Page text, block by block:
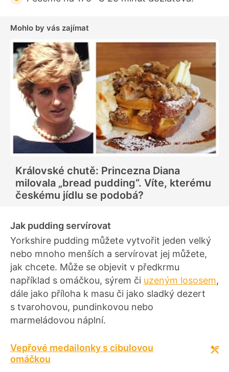
Mohlo by vás zajímat
Královské chutě: Princezna Diana
milovala „bread pudding“. Víte, kterému
českému jídlu se podobá?
Jak pudding servírovat
Yorkshire pudding můžete vytvořit jeden velký
nebo mnoho menších a servírovat jej můžete,
jak chcete. Může se objevit v předkrmu
například s omáčkou, sýrem či uzeným lososem,
dále jako příloha k masu či jako sladký dezert
s tvarohovou, pundinkovou nebo
marmeládovou náplní.
Vepřové medailonky s cibulovou
omáčkou